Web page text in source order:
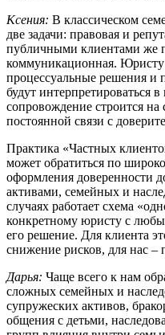
Ксения: В классическом
две задачи: правовая и
публичными клиентами же
коммуникационная. Юристу
процессуальные решения и
будут интерпретироваться
сопровождение строится
постоянной связи с
Практика «Частных
может обратиться по
оформления доверенности
активами, семейных и
случаях работает схема
конкретному юристу с
его решение. Для клиента
снижение рисков, для нас –
Дарья: Чаще всего к нам
сложных семейных и
супружеских активов,
общения с детьми,